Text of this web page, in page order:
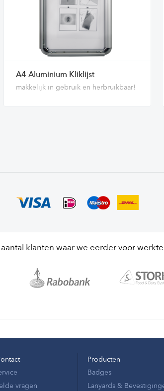
A4 Aluminium Kliklijst
makkelijk in gebruik en herbruikbaar!
aantal klanten waar we eerder voor
vragen
Producten
Badges
Lanyards &